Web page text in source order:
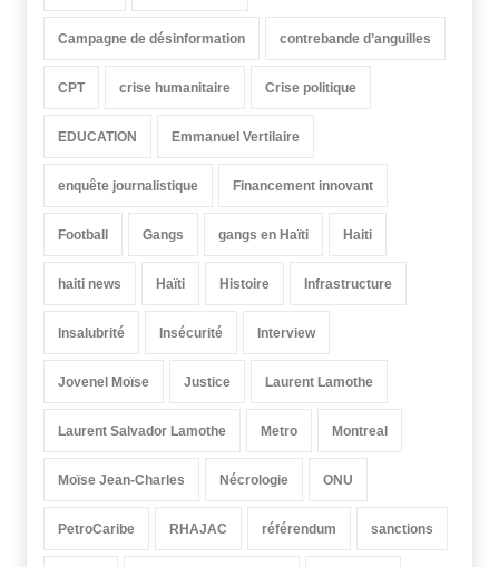
Campagne de désinformation contrebande d’anguilles
CPT crise humanitaire Crise politique
EDUCATION Emmanuel Vertilaire
enquête journalistique Financement innovant
Football Gangs gangs en Haïti Haiti
haiti news Haïti Histoire Infrastructure
Insalubrité Insécurité Interview
Jovenel Moïse Justice Laurent Lamothe
Laurent Salvador Lamothe Metro Montreal
Moïse Jean-Charles Nécrologie ONU
PetroCaribe RHAJAC référendum sanctions